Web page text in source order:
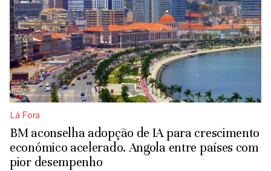
Lá Fora
BM aconselha adopção de IA para crescimento
económico acelerado. Angola entre países com
pior desempenho